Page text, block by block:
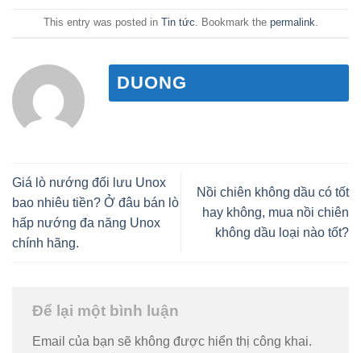
This entry was posted in Tin tức . Bookmark the permalink
DUONG
Giá lò nướng đối lưu Unox
bao nhiêu tiền? Ở đâu bán lò
hấp nướng đa năng Unox
chính hãng.
Nồi chiên không dầu có tốt
hay không, mua nồi chiên
không dầu loại nào tốt?
Để lại một bình luận
Email của bạn sẽ không được hiển thị công khai.